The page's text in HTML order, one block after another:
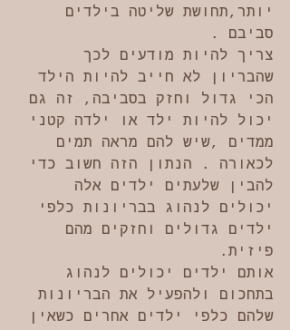
יותר,תחושת שליטה בילדים
סביבם .
צריך להיות מודעים לכך
שהבריון לא חייב להיות הילד
הכי גדול וחזק בסביבה, זה גם
יכול להיות ילד או ילדה קטני
ממדים ,שיש להם מראה תמים
לכאורה . הנתון הזה חשוב כדי
להבין שלעתים ילדים אלה
יכולים לנהוג בבריונות כלפי
ילדים גדולים וחזקים מהם
פיזית.
אותם ילדים יכולים לנהוג
בתחכום ולהפעיל את הבריונות
שלהם כלפי ילדים אחרים כשאין